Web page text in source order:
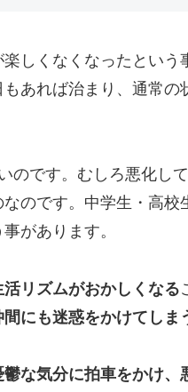
しくなくなったという
あれば治まり、通常の
のです。むしろ悪化し
のです。中学生・高校
事があります。
リズムがおかしくなる
にも迷惑をかけてしま
な気分に拍車をかけ、